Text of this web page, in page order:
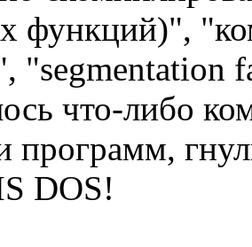
функций)",
"segmentation
что-либо
программ,
DOS!